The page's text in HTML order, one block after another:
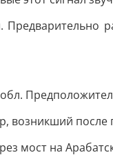
возникший после
мост на